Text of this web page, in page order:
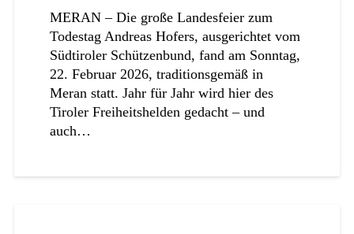
MERAN – Die große Landesfeier zum
Todestag Andreas Hofers, ausgerichtet vom
Südtiroler Schützenbund, fand am Sonntag,
22. Februar 2026, traditionsgemäß in
Meran statt. Jahr für Jahr wird hier des
Tiroler Freiheitshelden gedacht – und
auch…